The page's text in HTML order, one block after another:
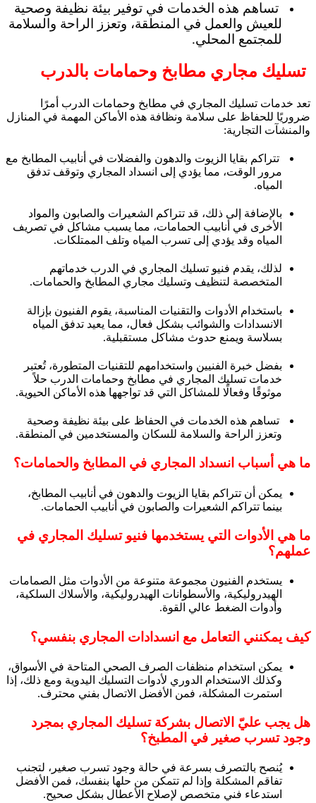
تساهم هذه الخدمات في توفير بيئة نظيفة وصحية
للعيش والعمل في المنطقة، وتعزز الراحة والسلامة
للمجتمع المحلي.
تسليك مجاري مطابخ وحمامات بالدرب
تعد خدمات تسليك المجاري في مطابخ وحمامات الدرب أمرًا
ضروريًا للحفاظ على سلامة ونظافة هذه الأماكن المهمة في المنازل
والمنشآت التجارية:
تتراكم بقايا الزيوت والدهون والفضلات في أنابيب المطابخ مع
مرور الوقت، مما يؤدي إلى انسداد المجاري وتوقف تدفق
المياه.
بالإضافة إلى ذلك، قد تتراكم الشعيرات والصابون والمواد
الأخرى في أنابيب الحمامات، مما يسبب مشاكل في تصريف
المياه وقد يؤدي إلى تسرب المياه وتلف الممتلكات.
لذلك، يقدم فنيو تسليك المجاري في الدرب خدماتهم
المتخصصة لتنظيف وتسليك مجاري المطابخ والحمامات.
باستخدام الأدوات والتقنيات المناسبة، يقوم الفنيون بإزالة
الانسدادات والشوائب بشكل فعال، مما يعيد تدفق المياه
بسلاسة ويمنع حدوث مشاكل مستقبلية.
بفضل خبرة الفنيين واستخدامهم للتقنيات المتطورة، تُعتبر
خدمات تسليك المجاري في مطابخ وحمامات الدرب حلاً
موثوقًا وفعالًا للمشاكل التي قد تواجهها هذه الأماكن الحيوية.
تساهم هذه الخدمات في الحفاظ على بيئة نظيفة وصحية
وتعزز الراحة والسلامة للسكان والمستخدمين في المنطقة.
ما هي أسباب انسداد المجاري في المطابخ والحمامات؟
يمكن أن تتراكم بقايا الزيوت والدهون في أنابيب المطابخ،
بينما تتراكم الشعيرات والصابون في أنابيب الحمامات.
ما هي الأدوات التي يستخدمها فنيو تسليك المجاري في
عملهم؟
يستخدم الفنيون مجموعة متنوعة من الأدوات مثل الصمامات
الهيدروليكية، والأسطوانات الهيدروليكية، والأسلاك السلكية،
وأدوات الضغط عالي القوة.
كيف يمكنني التعامل مع انسدادات المجاري بنفسي؟
يمكن استخدام منظفات الصرف الصحي المتاحة في الأسواق،
وكذلك الاستخدام الدوري لأدوات التسليك اليدوية ومع ذلك، إذا
استمرت المشكلة، فمن الأفضل الاتصال بفني محترف.
هل يجب عليّ الاتصال بشركة تسليك المجاري بمجرد
وجود تسرب صغير في المطبخ؟
يُنصح بالتصرف بسرعة في حالة وجود تسرب صغير، لتجنب
تفاقم المشكلة وإذا لم تتمكن من حلها بنفسك، فمن الأفضل
استدعاء فني متخصص لإصلاح الأعطال بشكل صحيح.